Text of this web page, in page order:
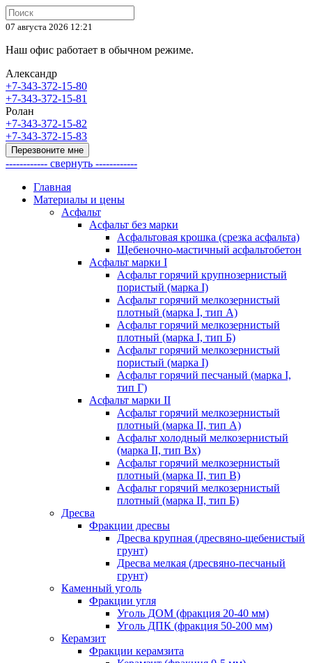
07 августа 2026 12:21
Наш офис работает в обычном режиме.
Александр
+7-343-372-15-80
+7-343-372-15-81
Ролан
+7-343-372-15-82
+7-343-372-15-83
Перезвоните мне
------------ свернуть ------------
Главная
Материалы и цены
Асфальт
Асфальт без марки
Асфальтовая крошка (срезка асфальта)
Щебеночно-мастичный асфальтобетон
Асфальт марки I
Асфальт горячий крупнозернистый
пористый (марка I)
Асфальт горячий мелкозернистый
плотный (марка I, тип А)
Асфальт горячий мелкозернистый
плотный (марка I, тип Б)
Асфальт горячий мелкозернистый
пористый (марка I)
Асфальт горячий песчаный (марка I,
тип Г)
Асфальт марки II
Асфальт горячий мелкозернистый
плотный (марка II, тип А)
Асфальт холодный мелкозернистый
(марка II, тип Вх)
Асфальт горячий мелкозернистый
плотный (марка II, тип В)
Асфальт горячий мелкозернистый
плотный (марка II, тип Б)
Дресва
Фракции дресвы
Дресва крупная (дресвяно-щебенистый
грунт)
Дресва мелкая (дресвяно-песчаный
грунт)
Каменный уголь
Фракции угля
Уголь ДОМ (фракция 20-40 мм)
Уголь ДПК (фракция 50-200 мм)
Керамзит
Фракции керамзита